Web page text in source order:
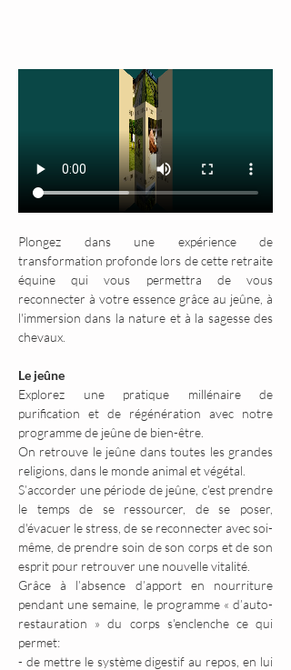
Plongez dans une expérience de
transformation profonde lors de cette retraite
équine qui vous permettra de vous
reconnecter à votre essence grâce au jeûne, à
l'immersion dans la nature et à la sagesse des
chevaux.
Le jeûne
Explorez une pratique millénaire de
purification et de régénération avec notre
programme de jeûne de bien-être.
On retrouve le jeûne dans toutes les grandes
religions, dans le monde animal et végétal.
S’accorder une période de jeûne, c’est prendre
le temps de se ressourcer, de se poser,
d'évacuer le stress, de se reconnecter avec soi-
même, de prendre soin de son corps et de son
esprit pour retrouver une nouvelle vitalité.
Grâce à l’absence d’apport en nourriture
pendant une semaine, le programme « d’auto-
restauration » du corps s'enclenche ce qui
permet:
- de mettre le système digestif au repos, en lui